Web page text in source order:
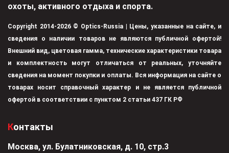
охоты, активного отдыха и спорта.
Copyright 2014-2026 © Optics-Russia | Цены, указанные на сайте, и
сведения о наличии товаров не являются публичной офертой!
Внешний вид, цветовая гамма, технические характеристики товара
и комплектность могут отличаться от реальных, уточняйте
сведения на момент покупки и оплаты. Вся информация на сайте о
товарах носит справочный характер и не является публичной
офертой в соответствии с пунктом 2 статьи 437 ГК РФ
Контакты
Москва, ул. Булатниковская, д. 10, стр.3